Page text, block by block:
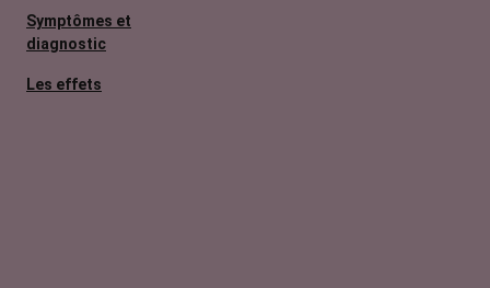
Symptômes et
diagnostic
Les effets